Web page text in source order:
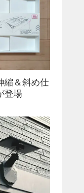
縮＆斜め仕
登場